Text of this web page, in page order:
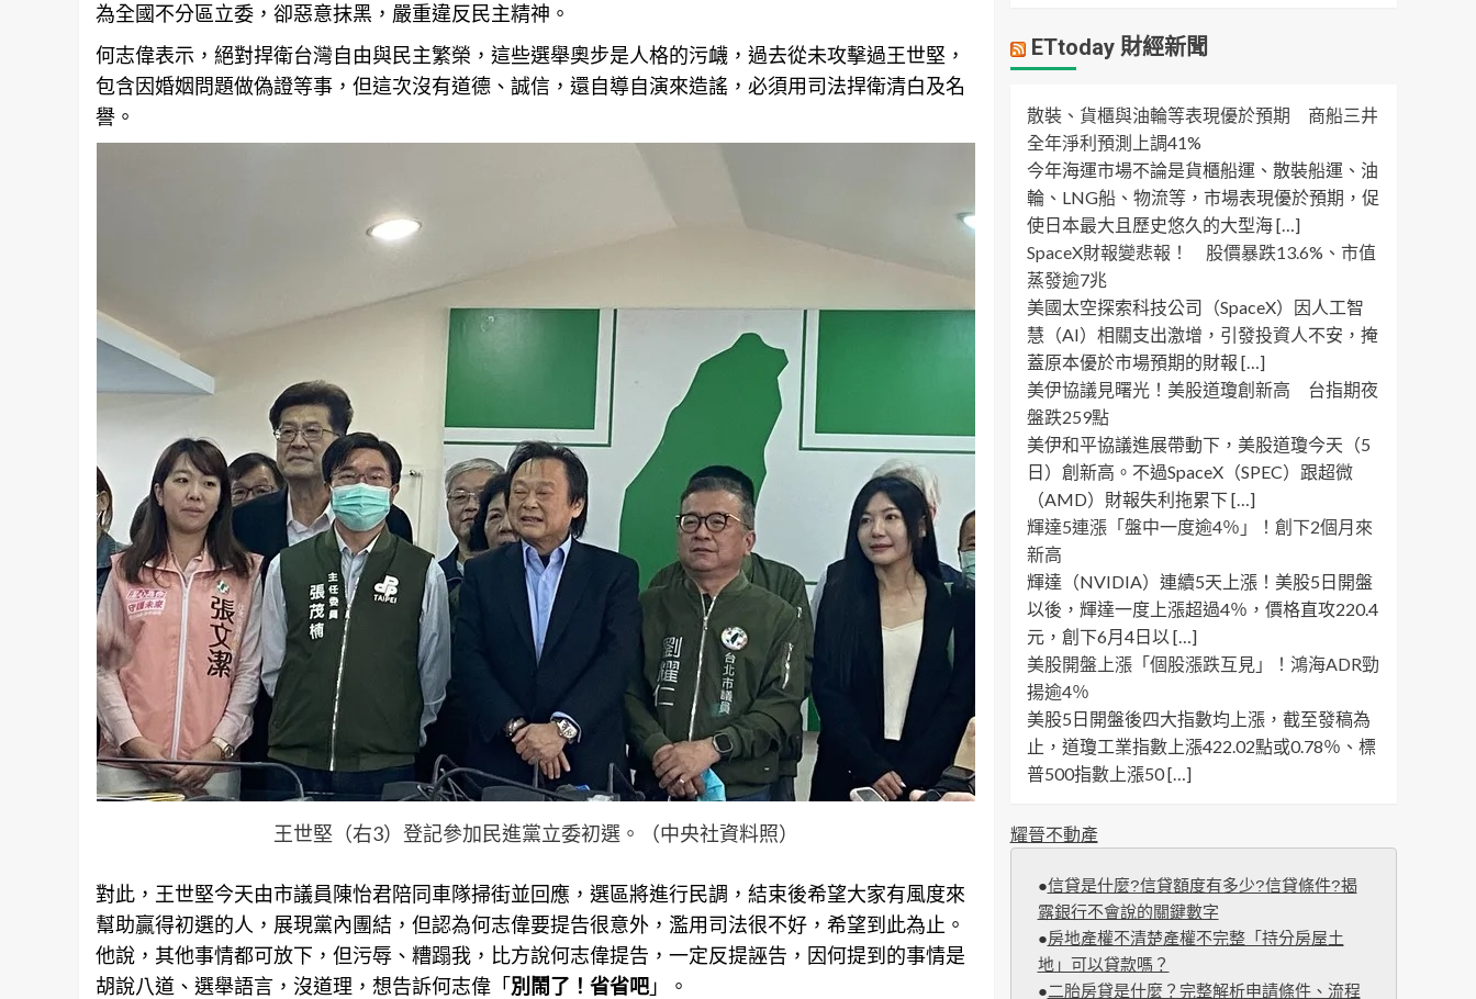
為全國不分區立委，卻惡意抹黑，嚴重違反民主精神。
何志偉表示，絕對捍衛台灣自由與民主繁榮，這些選舉奧步是人格的污衊，過去從未攻擊過王世堅，
包含因婚姻問題做偽證等事，但這次沒有道德、誠信，還自導自演來造謠，必須用司法捍衛清白及名
譽。
王世堅（右3）登記參加民進黨立委初選。（中央社資料照）
對此，王世堅今天由市議員陳怡君陪同車隊掃街並回應，選區將進行民調，結束後希望大家有風度來
幫助贏得初選的人，展現黨內團結，但認為何志偉要提告很意外，濫用司法很不好，希望到此為止。
他說，其他事情都可放下，但污辱、糟蹋我，比方說何志偉提告，一定反提誣告，因何提到的事情是
胡說八道、選舉語言，沒道理，想告訴何志偉「別鬧了！省省吧 」。
ETtoday 財經新聞
散裝、貨櫃與油輪等表現優於預期 商船三井
全年淨利預測上調41%
今年海運市場不論是貨櫃船運、散裝船運、油
輪、LNG船、物流等，市場表現優於預期，促
使日本最大且歷史悠久的大型海 […]
SpaceX財報變悲報！ 股價暴跌13.6%、市值
蒸發逾7兆
美國太空探索科技公司（SpaceX）因人工智
慧（AI）相關支出激增，引發投資人不安，掩
蓋原本優於市場預期的財報 […]
美伊協議見曙光！美股道瓊創新高 台指期夜
盤跌259點
美伊和平協議進展帶動下，美股道瓊今天（5
日）創新高。不過SpaceX（SPEC）跟超微
（AMD）財報失利拖累下 […]
輝達5連漲「盤中一度逾4％」！創下2個月來
新高
輝達（NVIDIA）連續5天上漲！美股5日開盤
以後，輝達一度上漲超過4％，價格直攻220.4
元，創下6月4日以 […]
美股開盤上漲「個股漲跌互見」！鴻海ADR勁
揚逾4％
美股5日開盤後四大指數均上漲，截至發稿為
止，道瓊工業指數上漲422.02點或0.78％、標
普500指數上漲50 […]
耀晉不動產
●信貸是什麼?信貸額度有多少?信貸條件?揭
露銀行不會說的關鍵數字
●房地產權不清楚產權不完整「持分房屋土
地」可以貸款嗎？
●二胎房貸是什麼？完整解析申請條件、流程